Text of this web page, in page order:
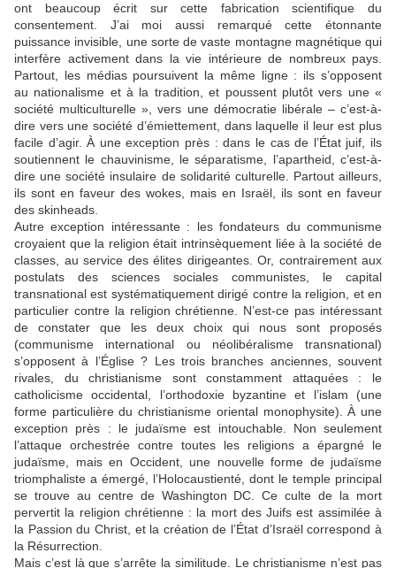
ont beaucoup écrit sur cette fabrication scientifique du
consentement. J’ai moi aussi remarqué cette étonnante
puissance invisible, une sorte de vaste montagne magnétique qui
interfère activement dans la vie intérieure de nombreux pays.
Partout, les médias poursuivent la même ligne : ils s’opposent
au nationalisme et à la tradition, et poussent plutôt vers une «
société multiculturelle », vers une démocratie libérale – c’est-à-
dire vers une société d’émiettement, dans laquelle il leur est plus
facile d’agir. À une exception près : dans le cas de l’État juif, ils
soutiennent le chauvinisme, le séparatisme, l’apartheid, c’est-à-
dire une société insulaire de solidarité culturelle. Partout ailleurs,
ils sont en faveur des wokes, mais en Israël, ils sont en faveur
des skinheads.
Autre exception intéressante : les fondateurs du communisme
croyaient que la religion était intrinsèquement liée à la société de
classes, au service des élites dirigeantes. Or, contrairement aux
postulats des sciences sociales communistes, le capital
transnational est systématiquement dirigé contre la religion, et en
particulier contre la religion chrétienne. N’est-ce pas intéressant
de constater que les deux choix qui nous sont proposés
(communisme international ou néolibéralisme transnational)
s’opposent à l’Église ? Les trois branches anciennes, souvent
rivales, du christianisme sont constamment attaquées : le
catholicisme occidental, l’orthodoxie byzantine et l’islam (une
forme particulière du christianisme oriental monophysite). À une
exception près : le judaïsme est intouchable. Non seulement
l’attaque orchestrée contre toutes les religions a épargné le
judaïsme, mais en Occident, une nouvelle forme de judaïsme
triomphaliste a émergé, l’Holocaustienté, dont le temple principal
se trouve au centre de Washington DC. Ce culte de la mort
pervertit la religion chrétienne : la mort des Juifs est assimilée à
la Passion du Christ, et la création de l’État d’Israël correspond à
la Résurrection.
Mais c’est là que s’arrête la similitude. Le christianisme n’est pas